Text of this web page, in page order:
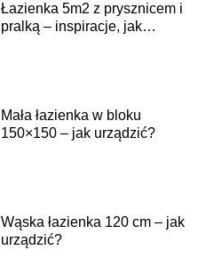
Łazienka 5m2 z prysznicem i
pralką – inspiracje, jak
Mała łazienka w bloku
150×150 – jak urządzić?
Wąska łazienka 120 cm – jak
urządzić?